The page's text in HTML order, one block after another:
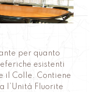
per quanto
esistenti
il Colle. Contiene
l’Unità Fluorite